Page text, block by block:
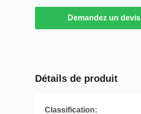
Demandez un devis
Détails de produit
Classification: